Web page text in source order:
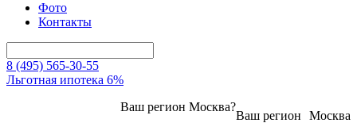
Фото
Контакты
8 (495) 565-30-55
Льготная ипотека 6%
Москва
Ваш регион
Ваш регион Москва?